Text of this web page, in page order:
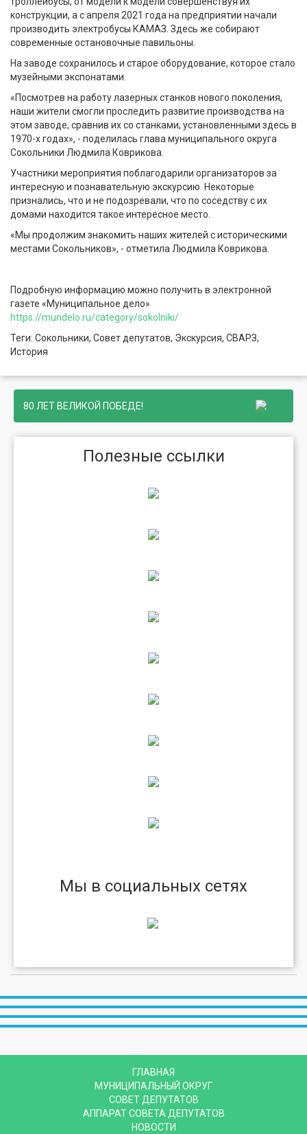
конструкции, а с апреля 2021 года на предприятии начали
производить электробусы КАМАЗ. Здесь же собирают
современные остановочные павильоны.
На заводе сохранилось и старое оборудование, которое стало
музейными экспонатами.
«Посмотрев на работу лазерных станков нового поколения,
наши жители смогли проследить развитие производства на
этом заводе, сравнив их со станками, установленными здесь в
1970-х годах», - поделилась глава муниципального округа
Сокольники Людмила Коврикова.
Участники мероприятия поблагодарили организаторов за
интересную и познавательную экскурсию. Некоторые
признались, что и не подозревали, что по соседству с их
домами находится такое интересное место.
«Мы продолжим знакомить наших жителей с историческими
местами Сокольников», - отметила Людмила Коврикова.
Подробную информацию можно получить в электронной
газете «Муниципальное дело»
https://mundelo.ru/category/sokolniki/
Теги: Сокольники, Совет депутатов, Экскурсия, СВАРЗ,
История
80 ЛЕТ ВЕЛИКОЙ ПОБЕДЕ!
Полезные ссылки
Мы в социальных сетях
ГЛАВНАЯ
МУНИЦИПАЛЬНЫЙ ОКРУГ
СОВЕТ ДЕПУТАТОВ
АППАРАТ СОВЕТА ДЕПУТАТОВ
НОВОСТИ